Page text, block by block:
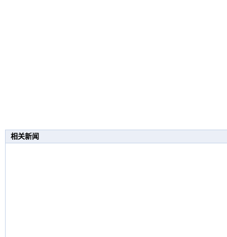
相关新闻